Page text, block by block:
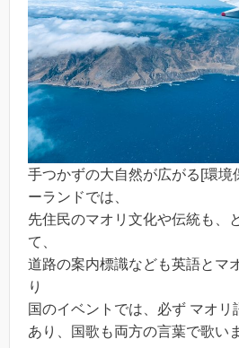
手つかずの大自然が広がる[環境
ーランドでは、
先住民のマオリ文化や伝統も、
て、
道路の案内標識なども英語とマ
り
国のイベントでは、必ず マオリ
あり、国歌も両方の言葉で歌い